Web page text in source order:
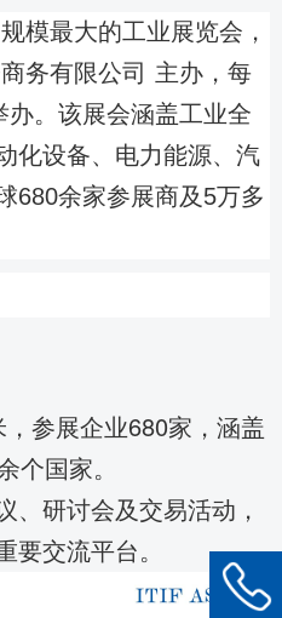
规模最大的工业展览会，
务有限公司 主办，每
办。该展会涵盖工业全
化设备、电力能源、汽
680余家参展商及5万多
，参展企业680家，涵盖
个国家。
、研讨会及交易活动，
交流平台。